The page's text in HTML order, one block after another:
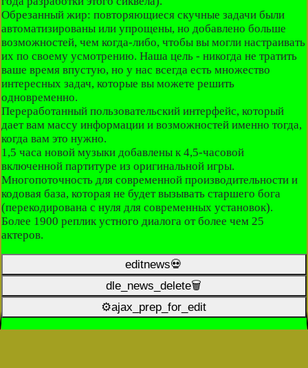
Обрезанный жир: повторяющиеся скучные задачи были
автоматизированы или упрощены, но добавлено больше
возможностей, чем когда-либо, чтобы вы могли настраивать
их по своему усмотрению. Наша цель - никогда не тратить
ваше время впустую, но у нас всегда есть множество
интересных задач, которые вы можете решить
одновременно.
Переработанный пользовательский интерфейс, который
дает вам массу информации и возможностей именно тогда,
когда вам это нужно.
1,5 часа новой музыки добавлены к 4,5-часовой
включенной партитуре из оригинальной игры.
Многопоточность для современной производительности и
кодовая база, которая не будет вызывать старшего бога
(перекодирована с нуля для современных установок).
Более 1900 реплик устного диалога от более чем 25
актеров.
editnews💀
dle_news_delete🗑️
⚙ajax_prep_for_edit️